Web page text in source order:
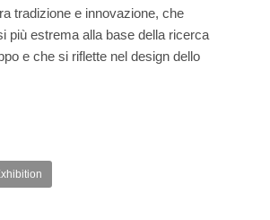
tradizione e innovazione, che
più estrema alla base della ricerca
e che si riflette nel design dello